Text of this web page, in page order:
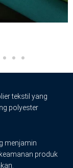
tekstil yang
polyester
menjamin
produk